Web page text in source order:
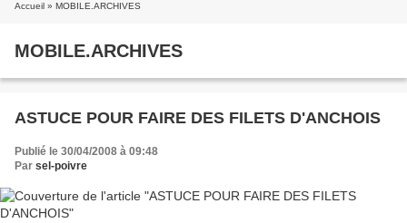
Accueil » MOBILE.ARCHIVES
MOBILE.ARCHIVES
ASTUCE POUR FAIRE DES FILETS D'ANCHOIS
Publié le 30/04/2008 à 09:48
Par sel-poivre